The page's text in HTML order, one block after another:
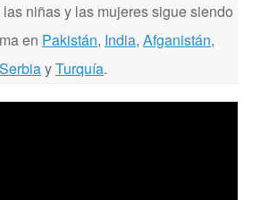
niñas y las mujeres sigue siendo
en Pakistán, India, Afganistán,
SerbiayTurquía.